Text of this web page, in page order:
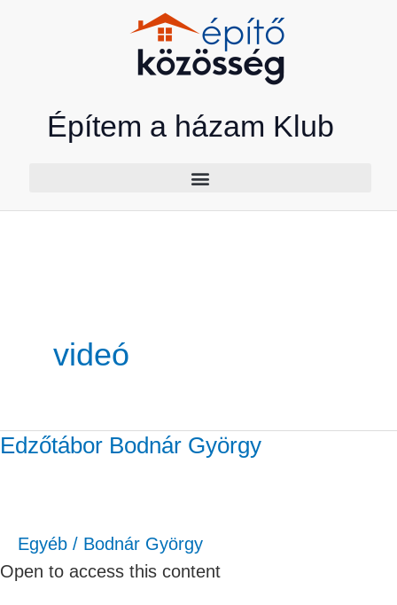
Építem a házam Klub
videó
Edzőtábor Bodnár György
Egyéb / Bodnár György
Open to access this content
Edzőtábor